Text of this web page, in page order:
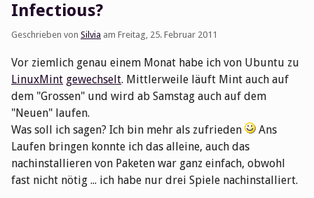
Infectious?
Geschrieben von Silvia am Freitag, 25. Februar 2011
Vor ziemlich genau einem Monat habe ich von Ubuntu zu
LinuxMint gewechselt. Mittlerweile läuft Mint auch auf
dem "Grossen" und wird ab Samstag auch auf dem
"Neuen" laufen.
Was soll ich sagen? Ich bin mehr als zufrieden
Ans
Laufen bringen konnte ich das alleine, auch das
nachinstallieren von Paketen war ganz einfach, obwohl
fast nicht nötig ... ich habe nur drei Spiele nachinstalliert.